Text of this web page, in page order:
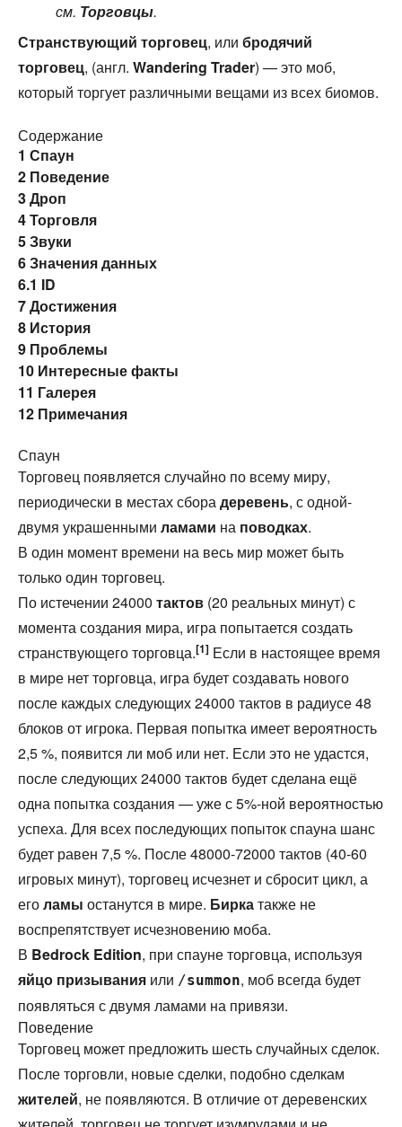
см. Торговцы.
Странствующий торговец, или бродячий
торговец, (англ. Wandering Trader) — это моб,
который торгует различными вещами из всех биомов.
Содержание
1 Спаун
2 Поведение
3Дроп
4Торговля
5Звуки
6Значения данных
6.1 ID
7Достижения
8 История
9 Проблемы
10 Интересные факты
11 Галерея
12 Примечания
Спаун
Торговец появляется случайно по всему миру,
периодически в местах сборадеревень, с одной-
двумя украшенными ламами на поводках.
В один момент времени на весь мир может быть
только один торговец.
По истечении 24000 тактов (20 реальных минут) с
момента создания мира, игра попытается создать
странствующего торговца.[1] Если в настоящее время
в мире нет торговца, игра будет создавать нового
после каждых следующих 24000 тактов в радиусе 48
блоков от игрока. Первая попытка имеет вероятность
2,5 %, появится ли моб или нет. Если это не удастся,
после следующих 24000 тактов будет сделана ещё
одна попытка создания — уже с 5%-ной вероятностью
успеха. Для всех последующих попыток спауна шанс
будет равен 7,5 %. После 48000-72000 тактов (40-60
игровых минут), торговец исчезнет и сбросит цикл, а
еголамы останутся в мире. Биркатакже не
воспрепятствует исчезновению моба.
В Bedrock Edition, при спауне торговца, используя
яйцо призывания или /summon, моб всегда будет
появляться с двумя ламами на привязи.
Поведение
Торговец может предложить шесть случайных сделок.
После торговли, новые сделки, подобно сделкам
жителей, не появляются. В отличие от деревенских